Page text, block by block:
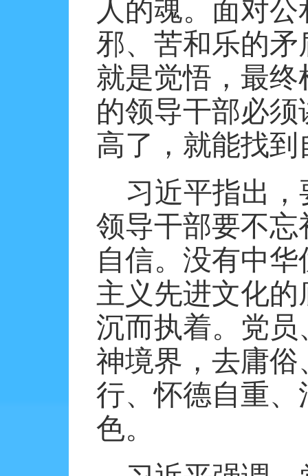
人的魂。面对
邪、苦和乐的
就是觉悟，最
的领导干部必
高了，就能找
习近平指出
领导干部要不
自信。没有中
主义先进文化
沉而执着。党
神境界，去庸
行、怀德自重
色。